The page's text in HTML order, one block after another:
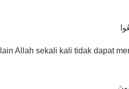
Allah sekali kali tidak dapat